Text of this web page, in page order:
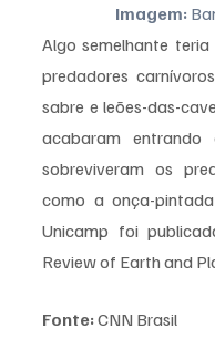
Imagem:
Algo semelhante
predadores
sabre e leões-das-
acabaram entrando
sobreviveram os
como a onça-
Unicamp foi
Review of Earth and
Fonte: CNN Brasil